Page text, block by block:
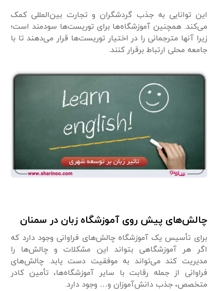
این توانایی به جذب گردشگران و تجارت بین‌المللی کمک
می‌کند. همچنین آموزشگاه‌ها برای توریست‌ها سودمند است؛
زیرا آنها مترجمانی را در اختیار توریست‌ها قرار می‌دهند تا با
جامعه محلی ارتباط برقرار کنند.
چالش‌های پیش روی آموزشگاه زبان در سمنان
برای تأسیس یک آموزشگاه چالش‌های فراوانی وجود دارد که
اگر هر آموزشگاهی بتواند این مشکلات و چالش‌ها را
مدیریت کند می‌تواند به موفقیت دست یابد. چالش‌های
فراوانی از جمله رقابت با سایر آموزشگاه‌ها، تأمین کادر
متخصص، جذب دانش‌آموزان و… وجود دارد.